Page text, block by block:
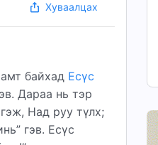
Хуваалцах
байхад Есүс
Дараа нь тэр
Над руу түлх;
гэв. Есүс